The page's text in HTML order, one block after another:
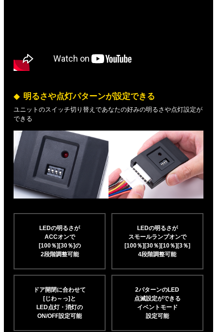
明るさや点灯パターンが設定できる
ユニットのスイッチ切り替えであなたの好みの明るさや点灯設定が
できる
LEDの明るさが
ACCオンで
[100％][30％]の
2段階調整可能
LEDの明るさが
スモールランプオンで
[100％][30％][10％][3％]
4段階調整可能
ドア開閉に合わせて
[じわ～っ]と
LED点灯・消灯の
ON/OFF設定可能
2パターンのLED
点滅設定ができる
イベントモード
設定可能